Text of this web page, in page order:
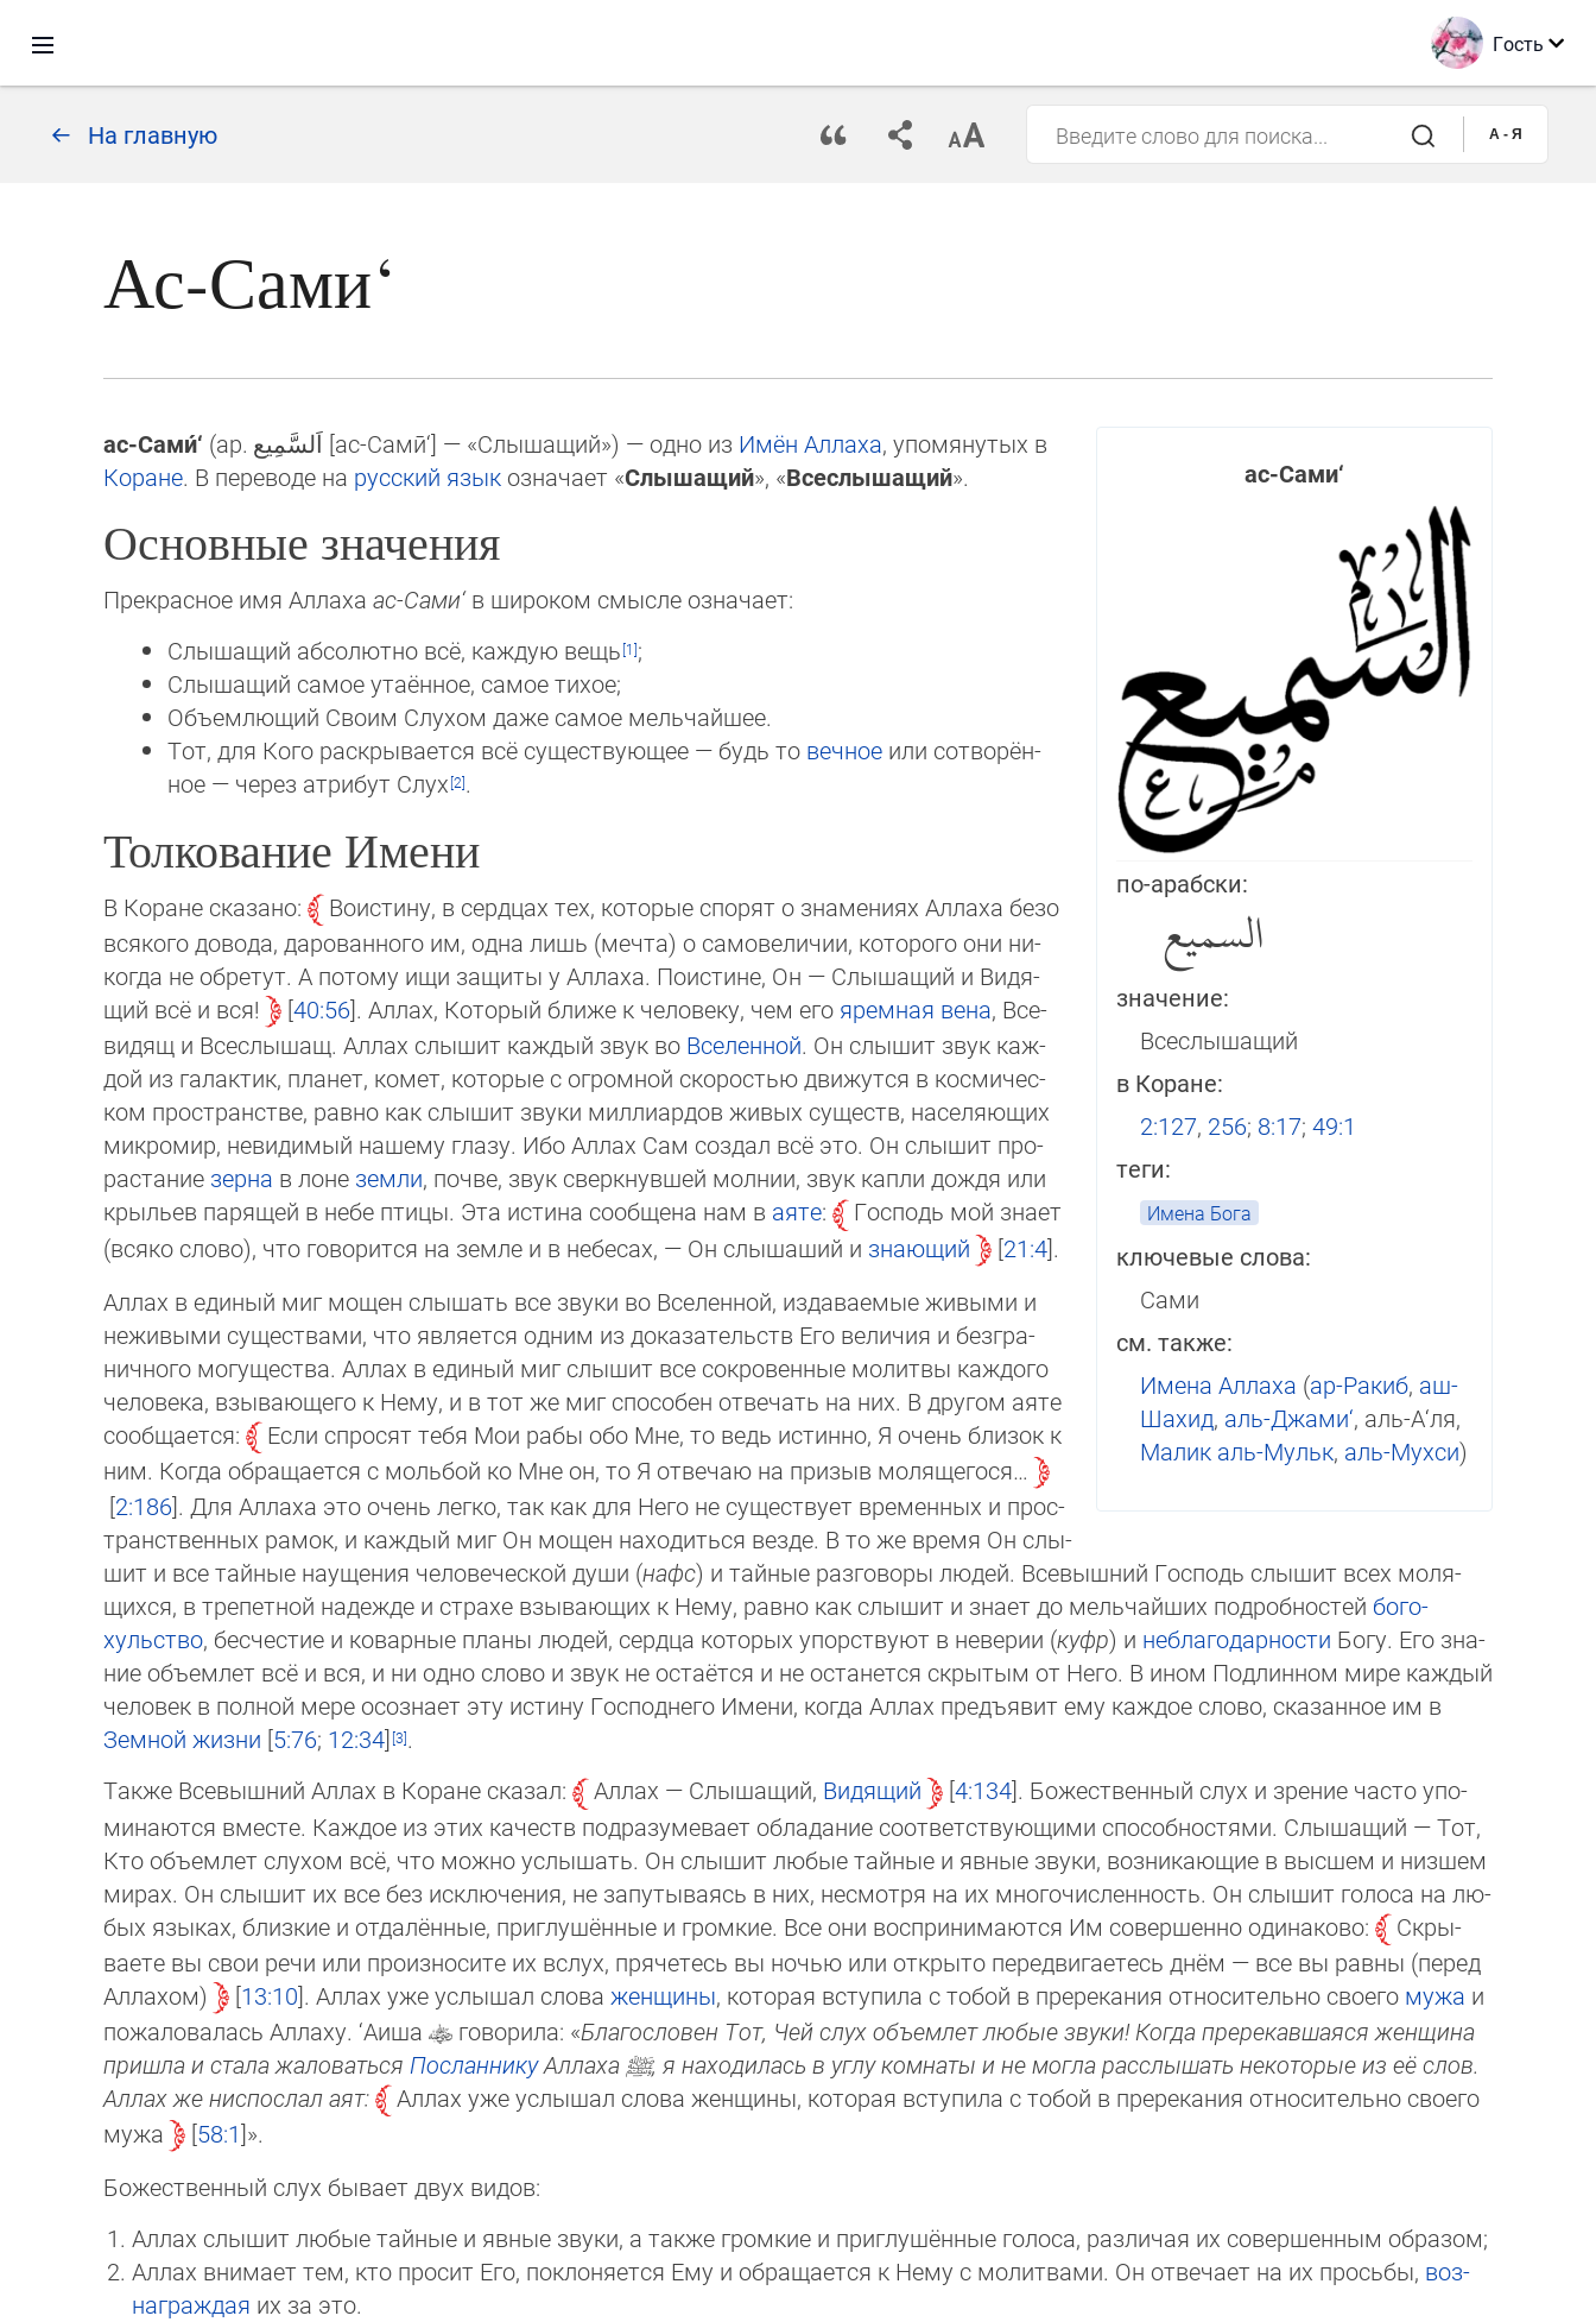
Гость
На главную A - Я
Ас-Сами‘
ас-Сами‘
по-арабски:
السميع
значение:
Всеслышащий
в Коране:
2:127, 256; 8:17; 49:1
теги:
Имена Бога
ключевые слова:
Сами
см. также:
Имена Аллаха (ар-Ракиб, аш-
Шахид, аль-Джами‘, аль-А‘ля,
Малик аль-Мульк, аль-Мухси)
ас-Сами́‘ (ар. اَلسَّمِيع [ас-Самӣ‘] — «Слышащий»‎) — одно из Имён Аллаха, упомянутых в
Ко­ра­не. В переводе на русский язык означает «Слышащий», «Всеслышащий».
Основные значения
Прекрасное имя Аллаха ас-Сами‘в широком смысле означает:
Слышащий абсолютно всё, каждую вещь
;
Слышащий самое утаённое, самое тихое;
Объемлющий Своим Слухом даже самое мельчайшее.
Тот, для Кого раскрывается всё существующее — будь то вечное или сот­во­рён­
ное — через атрибут Слух
.
Толкование Имени
В Коране сказано:
Воистину, в сердцах тех, которые спорят о знамениях Аллаха безо
всякого довода, дарованного им, одна лишь (мечта) о самовеличии, которого они ни­
ког­да не обретут. А потому ищи защиты у Аллаха. Поистине, Он — Слышащий и Ви­дя­
щий всё и вся!
40:56 . Аллах, Который ближе к человеку, чем его яремная вена, Все­
ви­дящ и Всеслышащ. Аллах слышит каждый звук во Вселенной. Он слы­шит звук каж­
дой из галактик, планет, комет, которые с огромной скоростью движутся в кос­ми­чес­
ком пространстве, равно как слышит звуки миллиардов живых существ, насе­ляю­щих
микромир, невидимый нашему глазу. Ибо Аллах Сам создал всё это. Он слы­шит про­
рас­та­ние зерна в лоне земли, почве, звук сверкнувшей молнии, звук капли дождя или
крыль­ев парящей в небе птицы. Эта истина сообщена нам в аяте:
Господь мой зна­ет
(вся­ко слово), что говорится на земле и в небесах, — Он слы­шаший и знающий 21:4 .
Аллах в единый миг мощен слышать все звуки во Вселенной, издаваемые живыми и
неживыми существами, что является одним из доказательств Его величия и без­гра­
нич­но­го могущества. Аллах в единый миг слышит все сокровенные молитвы каж­до­го
человека, взывающего к Нему, и в тот же миг способен отвечать на них. В дру­гом аяте
сообщается:
Если спросят тебя Мои рабы обо Мне, то ведь истинно, Я очень близок к
ним. Когда обращается с мольбой ко Мне он, то Я отвечаю на призыв молящегося…
2:186 . Для Аллаха это очень легко, так как для Него не существует временных и прос­
тран­ственных рамок, и каждый миг Он мощен находиться везде. В то же время Он слы­
шит и все тайные наущения че­ло­ве­чес­кой души (нафс) и тайные разговоры людей. Всевышний Господь слышит всех мо­ля­
щих­ся, в трепетной надежде и стра­хе взы­вающих к Нему, равно как слышит и знает до мельчайших подробностей бо­го­
хульство, бесчестие и коварные пла­ны лю­дей, сер­дца которых упорствуют в не­ве­рии (куфр) и неблагодарности Богу. Его зна­
ние объемлет всё и вся, и ни од­но слово и звук не остаётся и не останется скры­тым от Него. В ином Подлинном мире каж­дый
человек в полной мере осоз­на­ет эту ис­тину Господнего Имени, когда Ал­лах предъ­явит ему каждое слово, сказанное им в
Земной жизни [5:76; 12:34]
.
Также Всевышний Аллах в Коране сказал:
Аллах — Слышащий, Видящий 4:134 . Божественный слух и зрение часто упо­
ми­наются вместе. Каждое из этих качеств подразумевает обладание соответствующими способностями. Слышащий — Тот,
Кто объемлет слухом всё, что можно услышать. Он слышит любые тайные и явные звуки, возникающие в высшем и низшем
ми­рах. Он слышит их все без исключения, не запутываясь в них, несмотря на их многочисленность. Он слышит голоса на лю­
бых языках, близкие и отдалённые, приглушённые и громкие. Все они воспринимаются Им совершенно одинаково:
Скры­
ваете вы свои речи или произносите их вслух, прячетесь вы ночью или открыто передвигаетесь днём — все вы равны (пе­ред
Ал­ла­хом)
13:10 . Аллах уже услышал слова женщины, которая вступила с тобой в пререкания относительно своего му­жа и
по­жаловалась Аллаху. ‘Аиша
говорила: «Благословен Тот, Чей слух объемлет любые звуки! Когда пререкавшаяся жен­щи­на
пришла и стала жаловаться ПосланникуАллаха ﷺ, я находилась в углу комнаты и не могла расслышать некоторые из её слов.
Аллах же ниспослал аят:
Аллах уже услышал слова женщины, которая вступила с тобой в пререкания отно­си­тель­но своего
мужа
58:1 ».
Божественный слух бывает двух видов:
Аллах слышит любые тайные и явные звуки, а также громкие и приглушённые голоса, различая их совершенным об­ра­зом;
Аллах внимает тем, кто просит Его, поклоняется Ему и обращается к Нему с молитвами. Он отвечает на их просьбы, воз­
награждая их за это.